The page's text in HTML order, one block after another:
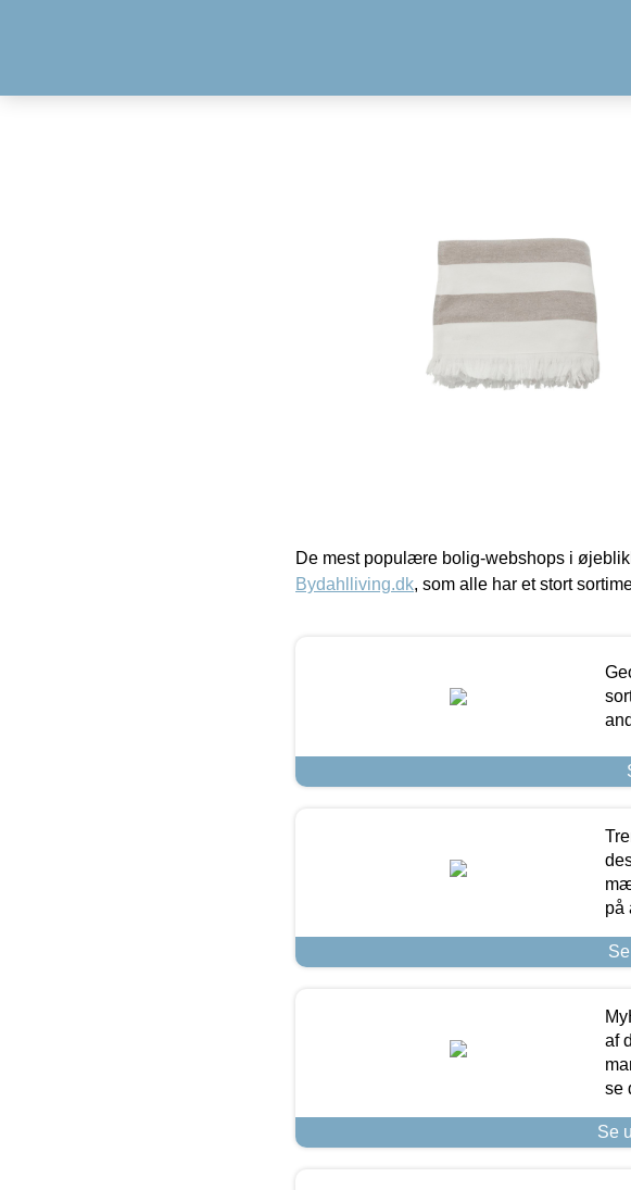
De mest populære bolig-webshops i
Bydahlliving.dk, som alle har et stort
på
af
se
Se